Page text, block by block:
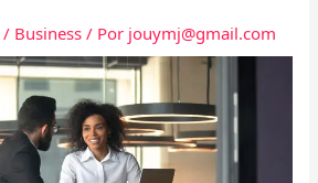
/ Business / Por jouymj@gmail.com